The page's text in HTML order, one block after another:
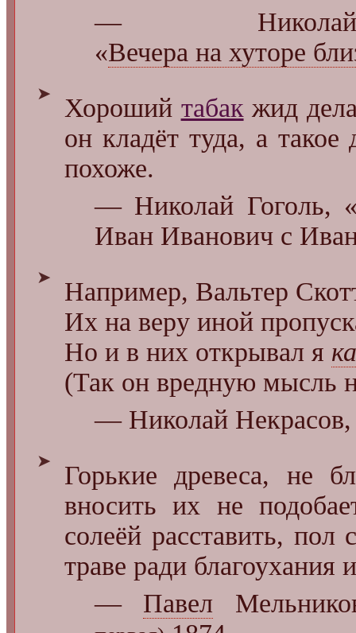
—
«Вечера на хуторе
➤ Хороший табак жид
он кладёт туда, а
похоже.
— Николай Гоголь,
Иван Иванович с
➤
Например, Вальтер
Их на веру иной
Но и в них открывал я
(Так он вредную мысль
— Николай Некрасов,
➤
Горькие древеса, не
вносить их не
солеёй расставить, пол
траве ради благоухания
— Павел